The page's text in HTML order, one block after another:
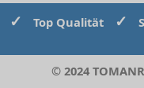
✓ Top Qualität ✓
© 2024